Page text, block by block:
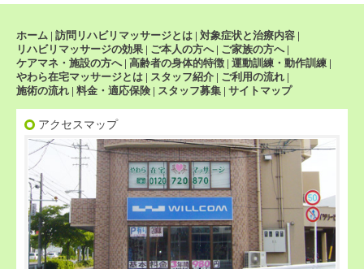
ホーム | 訪問リハビリマッサージとは | 対象症状と治療内容 |
リハビリマッサージの効果 | ご本人の方へ| ご家族の方へ|
ケアマネ・施設の方へ| 高齢者の身体的特徴 | 運動訓練・動作訓練 |
やわら在宅マッサージとは | スタッフ紹介 | ご利用の流れ |
施術の流れ | 料金・適応保険 | スタッフ募集 | サイトマップ
アクセスマップ